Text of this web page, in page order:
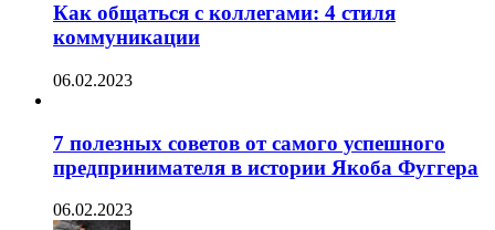
Как общаться с коллегами: 4 стиля
коммуникации
06.02.2023
7 полезных советов от самого успешного
предпринимателя в истории Якоба Фуггера
06.02.2023